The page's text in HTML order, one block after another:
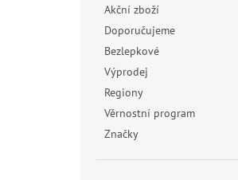
Akční zboží
Doporučujeme
Bezlepkové
Výprodej
Regiony
Věrnostní program
Značky